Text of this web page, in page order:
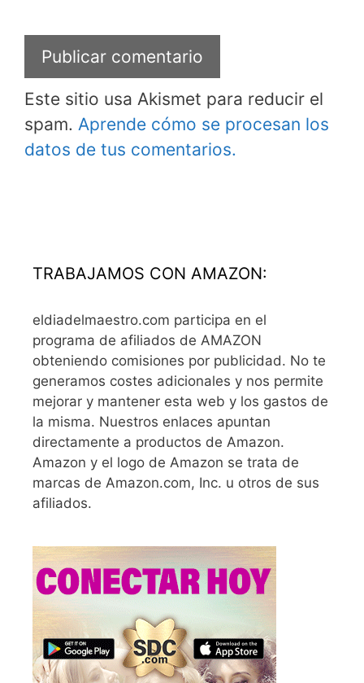
Este sitio usa Akismet para reducir el
spam. Aprende cómo se procesan los
datos de tus comentarios.
TRABAJAMOS CON AMAZON:
eldiadelmaestro.com participa en el
programa de afiliados de AMAZON
obteniendo comisiones por publicidad. No te
generamos costes adicionales y nos permite
mejorar y mantener esta web y los gastos de
la misma. Nuestros enlaces apuntan
directamente a productos de Amazon.
Amazon y el logo de Amazon se trata de
marcas de Amazon.com, Inc. u otros de sus
afiliados.